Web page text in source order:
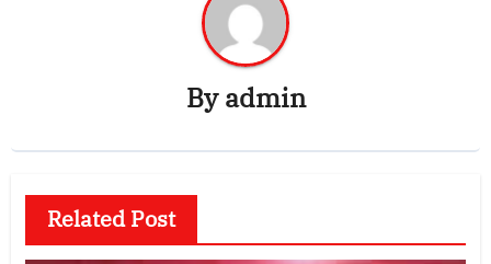
Byadmin
Related Post